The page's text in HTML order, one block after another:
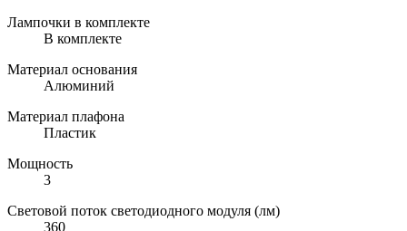
Лампочки в комплекте
В комплекте
Материал основания
Алюминий
Материал плафона
Пластик
Мощность
3
Световой поток светодиодного модуля (лм)
360